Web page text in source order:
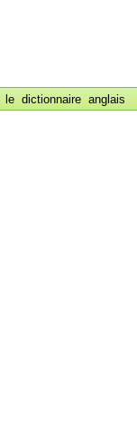
le dictionnaire anglais